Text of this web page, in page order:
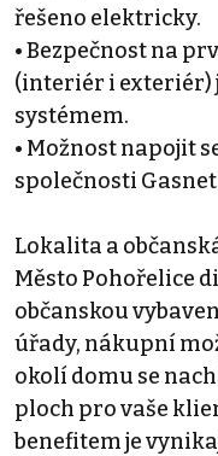
řešeno elektricky.
• Bezpečnost na
(interiér i exteriér)
systémem.
• Možnost napojit
společnosti Gasnet
Lokalita a
Město Pohořelice
občanskou
úřady, nákupní
okolí domu se
ploch pro vaše
benefitem je